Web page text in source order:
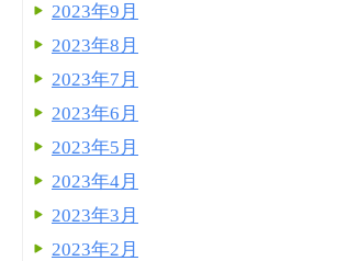
2023年9月
2023年8月
2023年7月
2023年6月
2023年5月
2023年4月
2023年3月
2023年2月